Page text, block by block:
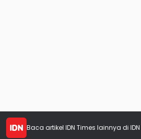
Baca artikel IDN Times lainnya di